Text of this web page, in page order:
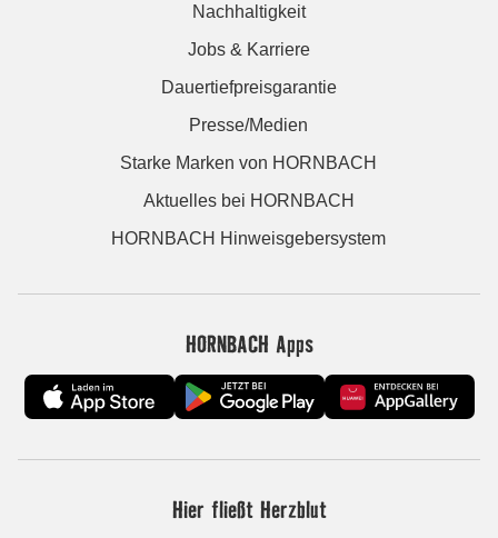
Nachhaltigkeit
Jobs & Karriere
Dauertiefpreisgarantie
Presse/Medien
Starke Marken von HORNBACH
Aktuelles bei HORNBACH
HORNBACH Hinweisgebersystem
HORNBACH Apps
Hier fließt Herzblut